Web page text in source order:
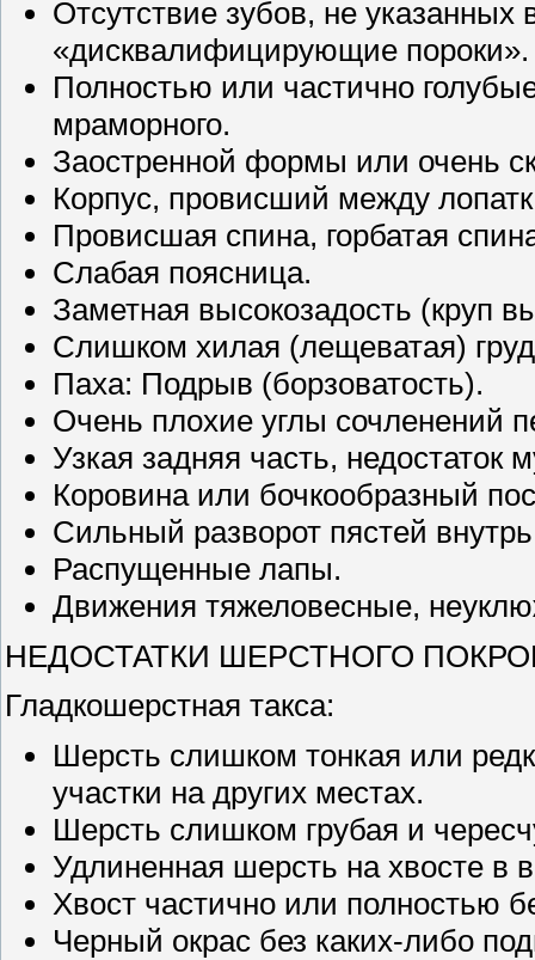
Отсутствие зубов, не указанных
«дисквалифицирующие пороки».
Полностью или частично
мраморного.
Заостренной формы или очень
Корпус, провисший между
Провисшая спина, горбатая
Слабая поясница.
Заметная высокозадость (круп
Слишком хилая (лещеватая)
Паха: Подрыв (борзоватость).
Очень плохие углы сочленений
Узкая задняя часть, недостаток
Коровина или бочкообразный
Сильный разворот пястей
Распущенные лапы.
Движения тяжеловесные,
НЕДОСТАТКИ ШЕРСТНОГО
Гладкошерстная такса:
Шерсть слишком тонкая или
участки на других местах.
Шерсть слишком грубая и
Удлиненная шерсть на хвосте в
Хвост частично или полностью
Черный окрас без каких-либо